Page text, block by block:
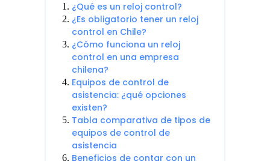
¿Qué es un reloj control?
¿Es obligatorio tener un reloj
control en Chile?
¿Cómo funciona un reloj
control en una empresa
chilena?
Equipos de control de
asistencia: ¿qué opciones
existen?
Tabla comparativa de tipos de
equipos de control de
asistencia
Beneficios de contar con un